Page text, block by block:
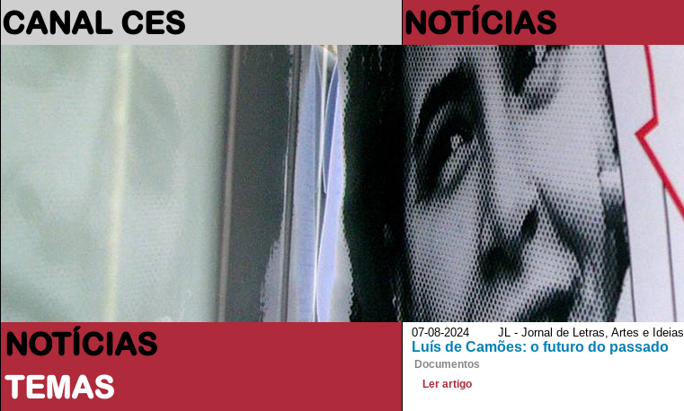
CANAL CES NOTÍCIAS
NOTÍCIAS
TEMAS
07-08-2024 JL - Jornal de Letras, Artes e Ideias
Luís de Camões: o futuro do passado
Documentos
Ler artigo